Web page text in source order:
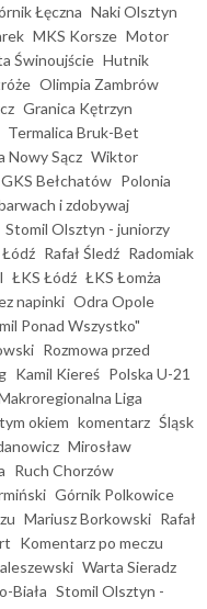
Łęczna Naki Olsztyn
MKS Korsze Motor
Świnoujście Hutnik
Olimpia Zambrów
Granica Kętrzyn
Termalica Bruk-Bet
Nowy Sącz Wiktor
GKS Bełchatów Polonia
i zdobywaj
Stomil Olsztyn - juniorzy
Łódź Rafał Śledź Radomiak
ŁKS Łódź ŁKS Łomża
napinki Odra Opole
Ponad Wszystko"
Rozmowa przed
Kamil Kiereś Polska U-21
Liga
okiem komentarz Śląsk
Mirosław
Ruch Chorzów
Górnik Polkowice
Mariusz Borkowski Rafał
Komentarz po meczu
Warta Sieradz
Biała Stomil Olsztyn -